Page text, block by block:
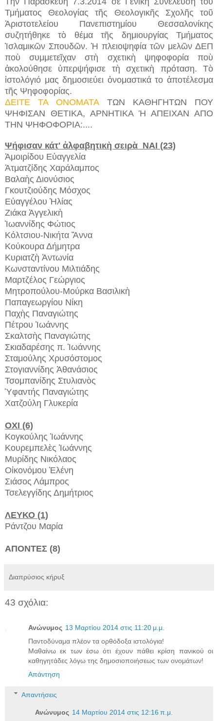
Τμήματος Θεολογίας τῆς Θεολογικῆς Σχολῆς τοῦ
Ἀριστοτελείου Πανεπιστημίου Θεσσαλονίκης
συζητήθηκε τὸ θέμα τῆς δημιουργίας Τμήματος
Ἰσλαμικῶν Σπουδῶν. Ἡ πλειοψηφία τῶν μελῶν ΔΕΠ
ποὺ συμμετεῖχαν στὴ σχετικὴ ψηφοφορία ποὺ
ἀκολούθησε ὑπερψήφισε τὴ σχετικὴ πρόταση. Τὸ
ἰστολόγιό μας δημοσιεύει ὀνομαστικά το ἀποτέλεσμα
τῆς Ψηφοφορίας.
ΔΕΙΤΕ ΤΑ ΟΝΟΜΑΤΑ ΤΩΝ ΚΑΘΗΓΗΤΩΝ ΠΟΥ
ΨΗΦΙΣΑΝ ΘΕΤΙΚΑ, ΑΡΝΗΤΙΚΑ Ή ΑΠΕΙΧΑΝ ΑΠΟ
ΤΗΝ ΨΗΦΟΦΟΡΙΑ:....
Ψήφισαν κάτ' ἀλφαβητικὴ σειρὰ ΝΑΙ (23)
Ἀμοιρίδου Εὐαγγελία
Ἀτματζίδης Χαράλαμπος
Βαλαὴς Διονύσιος
Γκουτζιούδης Μόσχος
Εὐαγγέλου Ἠλίας
Ζιάκα Ἀγγελικὴ
Ἰωαννίδης Φώτιος
Κόλτσιου-Νικήτα Ἄννα
Κούκουρα Δήμητρα
Κυριατζὴ Ἀντωνία
Κωνσταντίνου Μιλτιάδης
Μαρτζέλος Γεώργιος
Μητροπούλου-Μούρκα Βασιλικὴ
Παπαγεωργίου Νίκη
Παχὴς Παναγιώτης
Πέτρου Ἰωάννης
Σκαλτσὴς Παναγιώτης
Σκιαδαρέσης π. Ἰωάννης
Σταμούλης Χρυσόστομος
Στογιαννίδης Ἀθανάσιος
Τσομπανίδης Στυλιανὸς
Ὑφαντής Παναγιώτης
Χατζούλη Γλυκερία
ΟΧΙ (6)
Κογκούλης Ἰωάννης
Κουρεμπελὲς Ἰωάννης
Μυρίδης Νικόλαος
Οἰκονόμου Ἑλένη
Σιάσος Λάμπρος
Τσελεγγίδης Δημήτριος
ΛΕΥΚΟ (1)
Ράντζου Μαρία
ΑΠΟΝΤΕΣ (8)
Διαπρύσιος κήρυξ
43 σχόλια:
Ανώνυμος 13 Μαρτίου 2014 στις 11:20 μ.μ.
Παντοδύναμα πλέον τα ορθόδοξα ιστολόγια!
Μαθαίνω εκ των έσω ότι έχουν πάθει κρίση πανικού οι
καθηγητάδες λόγω της δημοσιοποιήσεως των ονομάτων!
Απάντηση
Απαντήσεις
Ανώνυμος 14 Μαρτίου 2014 στις 12:16 π.μ.